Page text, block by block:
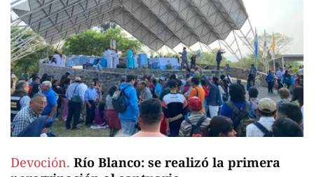
Devoción. Río Blanco: se realizó la primera